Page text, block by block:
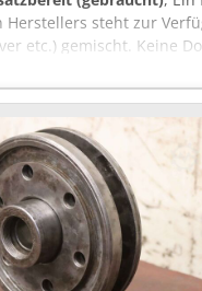
Herstellers steht zur
etc.) gemischt. Keine